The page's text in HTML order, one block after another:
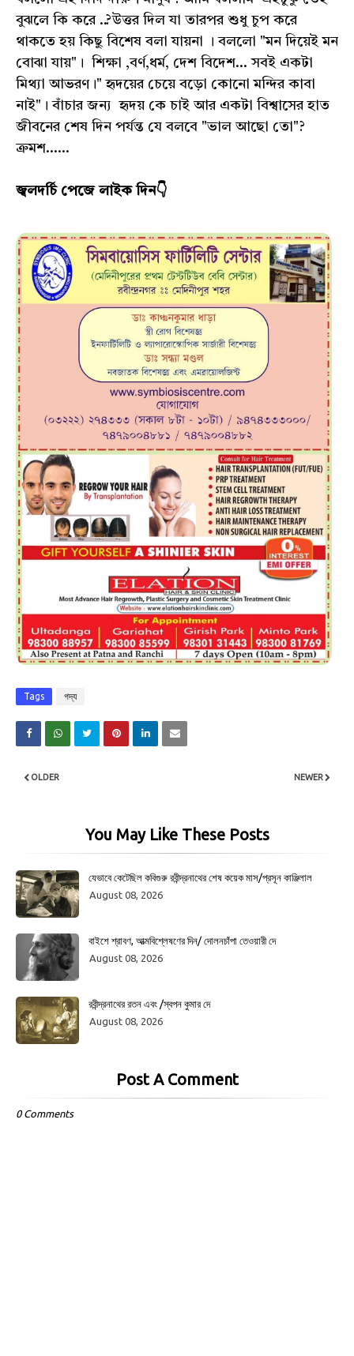
বুঝলে কি করে ..?উত্তর দিল যা তারপর শুধু চুপ করে
থাকতে হয় কিছু বিশেষ বলা যায়না । বললো "মন দিয়েই মন
বোঝা যায়"। শিক্ষা ,বর্ণ,ধর্ম, দেশ বিদেশ... সবই একটা
মিথ‍্যা আভরণ।" হৃদয়ের চেয়ে বড়ো কোনো মন্দির কাবা
নাই"। বাঁচার জন‍্য হৃদয় কে চাই আর একটা বিশ্বাসের হাত
জীবনের শেষ দিন পর্যন্ত যে বলবে "ভাল আছো তো"?
ক্রমশ......
জ্বলদর্চি পেজে লাইক দিন👇
Tags গদ্য
NEWER
OLDER
You May Like These Posts
যেভাবে কেটেছিল কবিগুরু রবীন্দ্রনাথের শেষ কয়েক মাস/প্রসূন কাঞ্জিলাল
August 08, 2026
বাইশে শ্রাবণ, আত্মবিশ্লেষণের দিন/ দোলনচাঁপা তেওয়ারী দে
August 08, 2026
রবীন্দ্রনাথের রতন এবং /স্বপন কুমার দে
August 08, 2026
Post A Comment
0 Comments